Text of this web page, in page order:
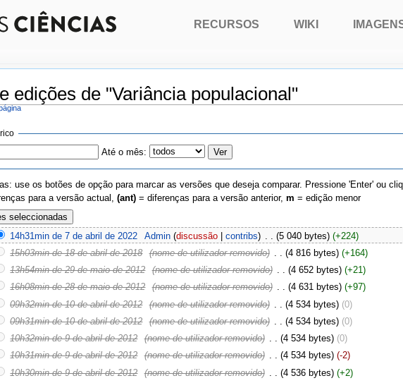
edições de "Variância populacional"
Até o mês:
use os botões de opção para marcar as versões que deseja comparar. Pressione 'Enter' ou
para a versão actual, (ant) = diferenças para a versão anterior, m = edição menor
14h31min de 7 de abril de 2022 Admin (discussão| contribs) (5 040 bytes) (+224)
15h03min de 18 de abril de 2018‎ (nome de utilizador removido) (4 816 bytes) (+164)
13h54min de 29 de maio de 2012‎ (nome de utilizador removido) . . (4 652 bytes) (+21)
16h08min de 28 de maio de 2012‎ (nome de utilizador removido) . . (4 631 bytes) (+97)
09h32min de 10 de abril de 2012‎ (nome de utilizador removido) (4 534 bytes) (0)
09h31min de 10 de abril de 2012‎ (nome de utilizador removido) (4 534 bytes) (0)
10h32min de 9 de abril de 2012‎ (nome de utilizador removido) . . (4 534 bytes) (0)
10h31min de 9 de abril de 2012‎ (nome de utilizador removido) . . (4 534 bytes) (-2)
10h30min de 9 de abril de 2012‎ (nome de utilizador removido) (4 536 bytes) (+2)
RECURSOS WIKI